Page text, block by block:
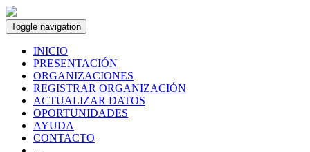
Toggle navigation
INICIO
PRESENTACIÓN
ORGANIZACIONES
REGISTRAR ORGANIZACIÓN
ACTUALIZAR DATOS
OPORTUNIDADES
AYUDA
CONTACTO